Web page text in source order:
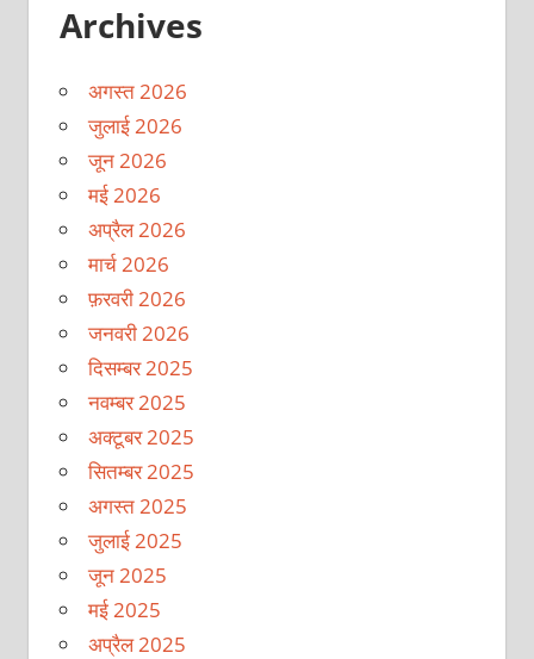
Archives
अगस्त 2026
जुलाई 2026
जून 2026
मई 2026
अप्रैल 2026
मार्च 2026
फ़रवरी 2026
जनवरी 2026
दिसम्बर 2025
नवम्बर 2025
अक्टूबर 2025
सितम्बर 2025
अगस्त 2025
जुलाई 2025
जून 2025
मई 2025
अप्रैल 2025